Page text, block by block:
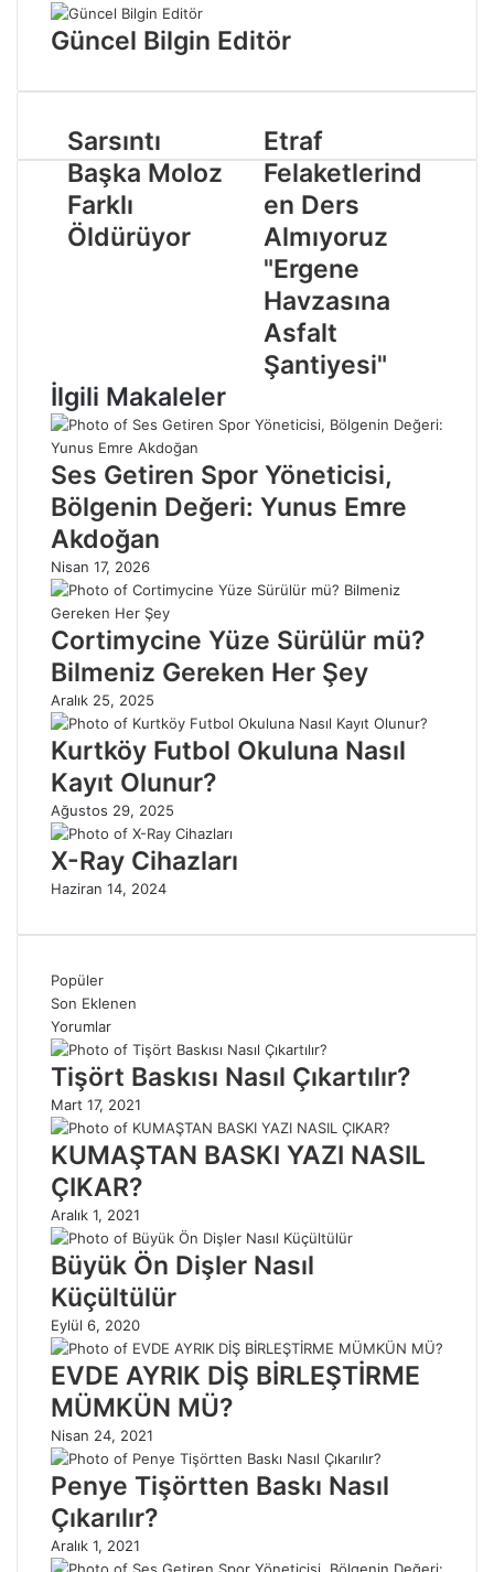
Güncel Bilgin Editör
Sarsıntı
Başka Moloz
Farklı
Öldürüyor
Etraf
Felaketlerind
en Ders
Almıyoruz
"Ergene
Havzasına
Asfalt
Şantiyesi"
İlgili Makaleler
Ses Getiren Spor Yöneticisi,
Bölgenin Değeri: Yunus Emre
Akdoğan
Nisan 17, 2026
Cortimycine Yüze Sürülür mü?
Bilmeniz Gereken Her Şey
Aralık 25, 2025
Kurtköy Futbol Okuluna Nasıl
Kayıt Olunur?
Ağustos 29, 2025
X-Ray Cihazları
Haziran 14, 2024
Popüler
Son Eklenen
Yorumlar
Tişört Baskısı Nasıl Çıkartılır?
Mart 17, 2021
KUMAŞTAN BASKI YAZI NASIL
ÇIKAR?
Aralık 1, 2021
Büyük Ön Dişler Nasıl
Küçültülür
Eylül 6, 2020
EVDE AYRIK DİŞ BİRLEŞTİRME
MÜMKÜN MÜ?
Nisan 24, 2021
Penye Tişörtten Baskı Nasıl
Çıkarılır?
Aralık 1, 2021